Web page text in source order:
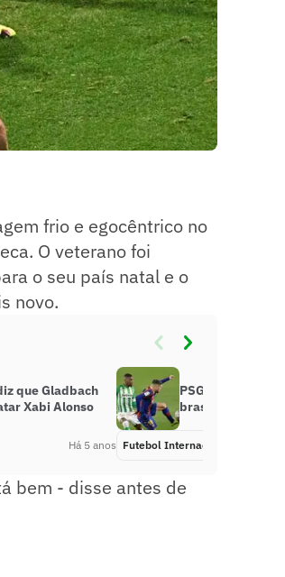
frio e egocêntrico no
O veterano foi
o seu país natal e o
novo.
que Gladbach
Xabi Alonso
Há 5 anos
PSG quer
brasileiro do
Futebol Internacional
bem - disse antes de